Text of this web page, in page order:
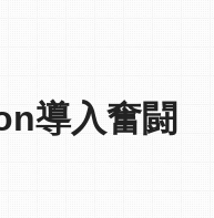
導入奮闘